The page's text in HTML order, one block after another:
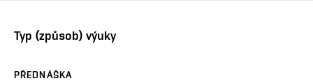
Typ (způsob) výuky
PŘEDNÁŠKA